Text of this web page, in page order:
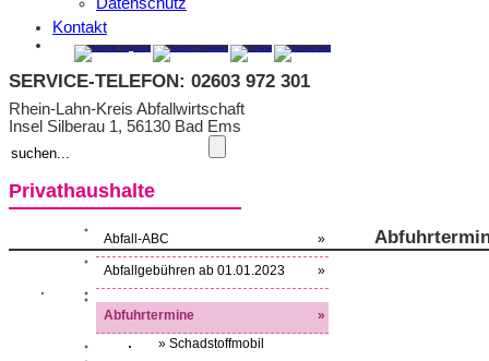
Kontakt
SERVICE-TELEFON: 02603 972 301
Rhein-Lahn-Kreis Abfallwirtschaft
Insel Silberau 1, 56130 Bad Ems
Privathaushalte
Abfall-ABC »
Abfallgebühren ab 01.01.2023 »
Abfuhrtermine
»
» Schadstoffmobil